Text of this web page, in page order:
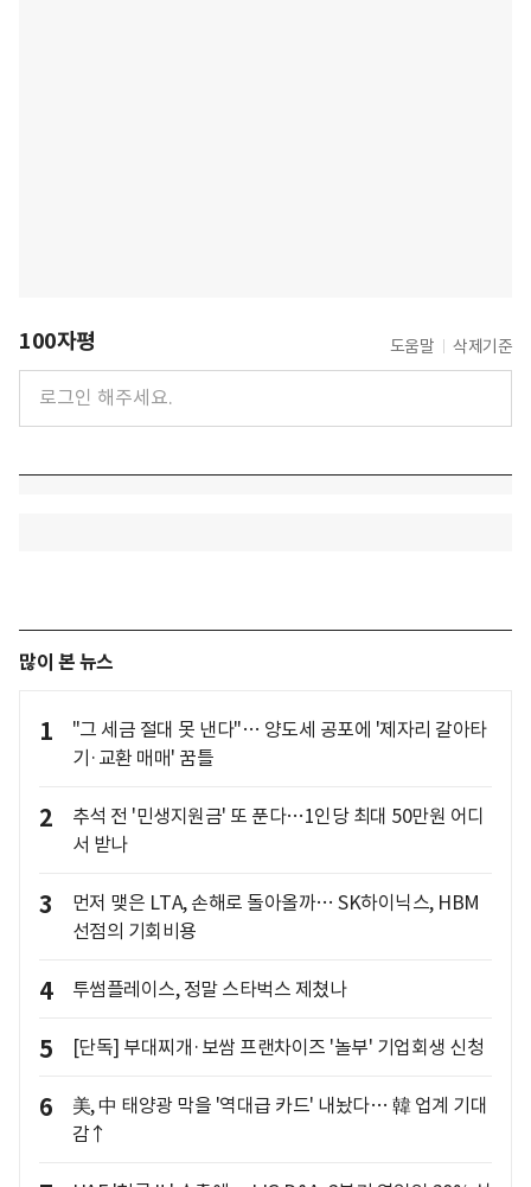
100자평 도움말 삭제기준
많이 본 뉴스
1
"그 세금 절대 못 낸다"… 양도세 공포에 '제자리 갈아타
기·교환 매매' 꿈틀
2
추석 전 '민생지원금' 또 푼다…1인당 최대 50만원 어디
서 받나
3
먼저 맺은 LTA, 손해로 돌아올까… SK하이닉스, HBM
선점의 기회비용
4 투썸플레이스, 정말 스타벅스 제쳤나
5 [단독] 부대찌개·보쌈 프랜차이즈 '놀부' 기업회생 신청
6
美, 中 태양광 막을 '역대급 카드' 내놨다… 韓 업계 기대
감↑